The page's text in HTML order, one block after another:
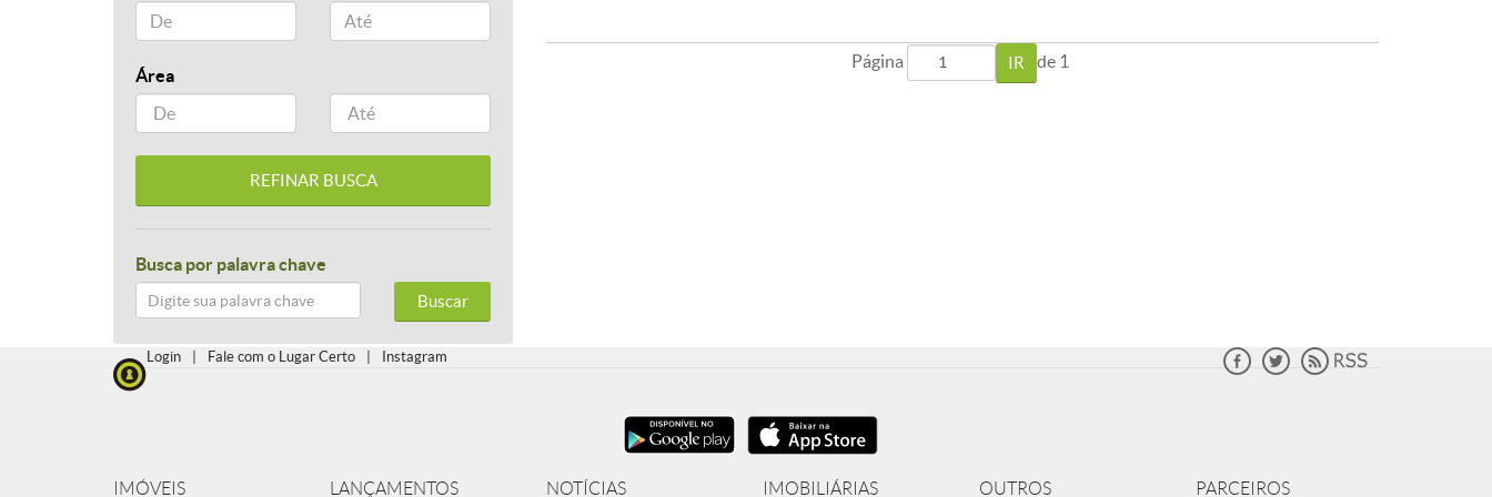
Área
Busca por palavra chave
Buscar
Página de 1
Login Fale com o Lugar Certo Instagram
IMÓVEIS LANÇAMENTOS NOTÍCIAS IMOBILIÁRIAS OUTROS PARCEIROS